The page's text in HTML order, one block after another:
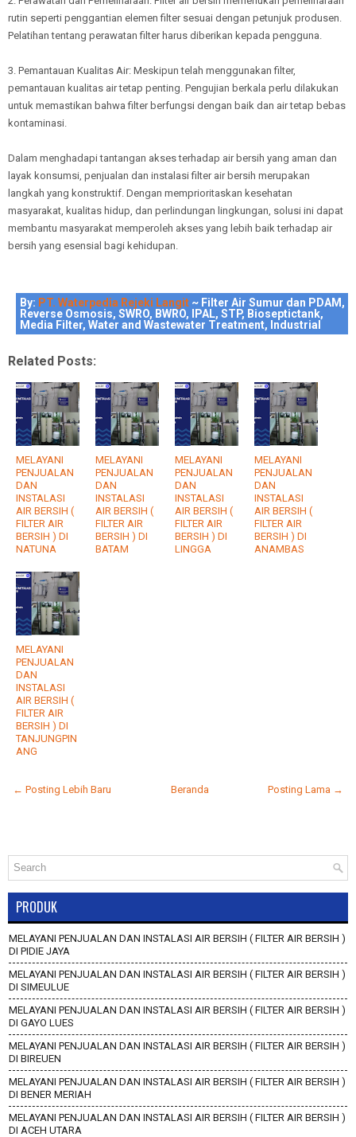
rutin seperti penggantian elemen filter sesuai dengan petunjuk produsen.
Pelatihan tentang perawatan filter harus diberikan kepada pengguna.
3. Pemantauan Kualitas Air: Meskipun telah menggunakan filter,
pemantauan kualitas air tetap penting. Pengujian berkala perlu dilakukan
untuk memastikan bahwa filter berfungsi dengan baik dan air tetap bebas
kontaminasi.
Dalam menghadapi tantangan akses terhadap air bersih yang aman dan
layak konsumsi, penjualan dan instalasi filter air bersih merupakan
langkah yang konstruktif. Dengan memprioritaskan kesehatan
masyarakat, kualitas hidup, dan perlindungan lingkungan, solusi ini dapat
membantu masyarakat memperoleh akses yang lebih baik terhadap air
bersih yang esensial bagi kehidupan.
By: PT. Waterpedia Rejeki Langit ~ Filter Air Sumur dan PDAM,
Reverse Osmosis, SWRO, BWRO, IPAL, STP, Bioseptictank,
Media Filter, Water and Wastewater Treatment, Industrial
Related Posts:
MELAYANI
PENJUALAN
DAN
INSTALASI
AIR BERSIH (
FILTER AIR
BERSIH ) DI
NATUNA
MELAYANI
PENJUALAN
DAN
INSTALASI
AIR BERSIH (
FILTER AIR
BERSIH ) DI
BATAM
MELAYANI
PENJUALAN
DAN
INSTALASI
AIR BERSIH (
FILTER AIR
BERSIH ) DI
LINGGA
MELAYANI
PENJUALAN
DAN
INSTALASI
AIR BERSIH (
FILTER AIR
BERSIH ) DI
ANAMBAS
MELAYANI
PENJUALAN
DAN
INSTALASI
AIR BERSIH (
FILTER AIR
BERSIH ) DI
TANJUNGPIN
ANG
← Posting Lebih Baru Posting Lama →
Beranda
PRODUK
MELAYANI PENJUALAN DAN INSTALASI AIR BERSIH ( FILTER AIR BERSIH )
DI PIDIE JAYA
MELAYANI PENJUALAN DAN INSTALASI AIR BERSIH ( FILTER AIR BERSIH )
DI SIMEULUE
MELAYANI PENJUALAN DAN INSTALASI AIR BERSIH ( FILTER AIR BERSIH )
DI GAYO LUES
MELAYANI PENJUALAN DAN INSTALASI AIR BERSIH ( FILTER AIR BERSIH )
DI BIREUEN
MELAYANI PENJUALAN DAN INSTALASI AIR BERSIH ( FILTER AIR BERSIH )
DI BENER MERIAH
MELAYANI PENJUALAN DAN INSTALASI AIR BERSIH ( FILTER AIR BERSIH )
DI ACEH UTARA